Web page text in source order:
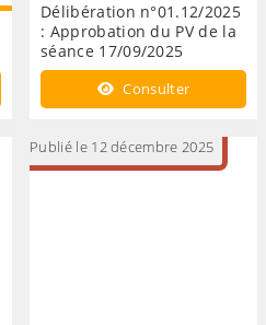
Délibération n°01.12/2025
: Approbation du PV de la
séance 17/09/2025
Consulter
Publié le 12 décembre 2025